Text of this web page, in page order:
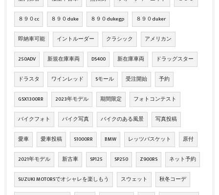
８９０cc ８９０duke ８９０dukegp ８９０duker
即納車可能 イントルーダー クラシック アメリカン
250ADV 新規在庫車両 DS400 新在庫車両 ドラッグスター
ドラスタ ワインレッド Sモール 受注開始 予約
GSX1300RR 2023年モデル 期間限定 フォトコンテスト
バイクフォト バイク写真 バイクのある風景 写真投稿
愛車 愛車投稿 S1000RR BMW レッツバスケット 原付
2021年モデル 新古車 SP125 SP250 Z900RS ネット予約
SUZUKI MOTORSでオシャレを楽しもう スウェット 秋冬コーデ